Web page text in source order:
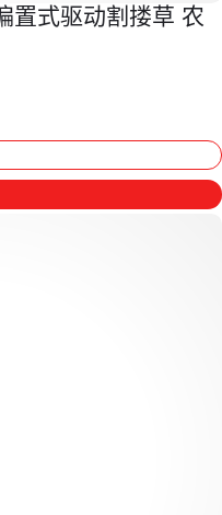
置式驱动割搂草 农